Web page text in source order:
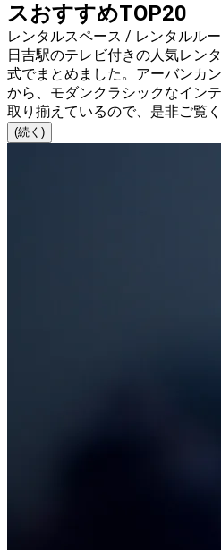
スおすすめTOP20
レンタルスペース / レンタルル
日吉駅のテレビ付きの人気レン
式でまとめました。アーバンカ
から、モダンクラシックなイン
取り揃えているので、是非ご覧く
(続く)